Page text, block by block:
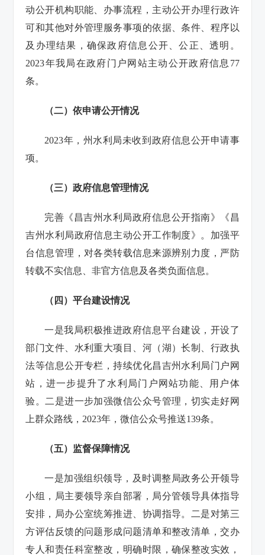
动公开机构职能、办事流程，主动公开办理行政许
可和其他对外管理服务事项的依据、条件、程序以
及办理结果，确保政府信息公开、公正、透明。
2023年我局在政府门户网站主动公开政府信息77
条。
（二）依申请公开情况
2023年，州水利局未收到政府信息公开申请事
项。
（三）政府信息管理情况
完善《昌吉州水利局政府信息公开指南》《昌
吉州水利局政府信息主动公开工作制度》。加强平
台信息管理，对各类转载信息来源辨别力度，严防
转载不实信息、非官方信息及各类负面信息。
（四）平台建设情况
一是我局积极推进政府信息平台建设，开设了
部门文件、水利重大项目、河（湖）长制、行政执
法等信息公开专栏，持续优化昌吉州水利局门户网
站，进一步提升了水利局门户网站功能、用户体
验。二是进一步加强微信公众号管理，切实走好网
上群众路线，2023年，微信公众号推送139条。
（五） 监督保障情况
一是加强组织领导，及时调整局政务公开领导
小组，局主要领导亲自部署，局分管领导具体指导
安排，局办公室统筹推进、协调指导。二是对第三
方评估反馈的问题形成问题清单和整改清单，交办
专人和责任科室整改，明确时限，确保整改实效，